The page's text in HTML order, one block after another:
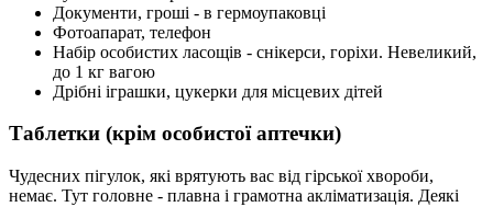
Документи, гроші - в гермоупаковці
Фотоапарат, телефон
Набір особистих ласощів - снікерси, горіхи. Невеликий,
до 1 кг вагою
Дрібні іграшки, цукерки для місцевих дітей
Таблетки (крім особистої аптечки)
Чудесних пігулок, які врятують вас від гірської хвороби,
немає. Тут головне - плавна і грамотна акліматизація. Деякі